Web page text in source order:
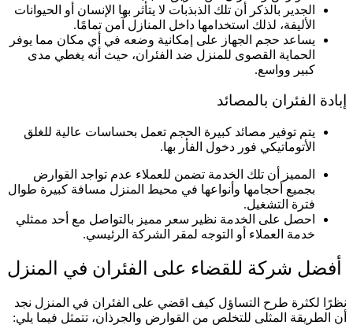
الجدير بالذكر أن تلك الذبذبات لا يتأثر بها الإنسان أو الحيوانات
الأليفة، لذلك استخدامها داخل المنازل آمن تمامًا.
يساعد حجم الجهاز على إمكانية وضعه في أي مكان مما يوفر
الحماية القصوى للمنزل ضد الفئران، حيث أنه يغطي مدى
كبير وواسع.
إبادة الفئران بالمصائد
يتم توفير مصائد كبيرة الحجم تعمل بحساسات عالية للغلق
الأتوماتيكي فور دخول الفأر بها.
المميز أن تلك الخدمة تضمن للعملاء عدم تواجد القوارض
بجميع أحجامها وأنواعها في محيط المنزل مسافة كبيرة طوال
فترة التشغيل.
احصل على الخدمة نظير سعر مميز بالتواصل مع أحد ممثلي
خدمة العملاء أو التوجه لمقر الشركة الرئيسي.
أفضل شركة للقضاء على الفئران في المنزل
نظرًا لكثرة طرح التساؤل كيف اقضي على الفئران في المنزل نجد
أن الطريقة المثلى للتخلص من القوارض والجرذان، تتمثل فيما يلي: